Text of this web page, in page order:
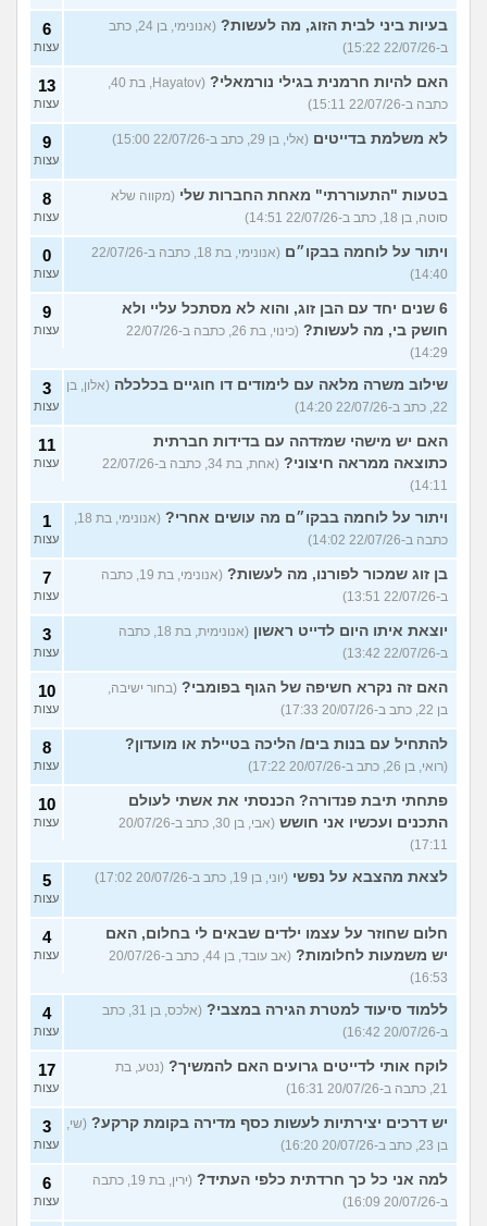
בעיות ביני לבית הזוג, מה לעשות?
(אנונימי, בן 24, כתב
ב-22/07/26 15:22)
6
עצות
האם להיות חרמנית בגילי נורמאלי?
כתבה ב-22/07/26 15:11)
13
עצות
לא משלמת בדייטים (אלי, בן 29, כתב ב-22/07/26 15:00) 9
עצות
בטעות "התעוררתי" מאחת החברות שלי (מקווה שלא
סוטה, בן 18, כתב ב-22/07/26 14:51)
8
עצות
ויתור על לוחמה בבקו״ם
(אנונימי, בת 18, כתבה ב-22/07/26
14:40)
0
עצות
6 שנים יחד עם הבן זוג, והוא לא מסתכל עליי ולא
חושק בי, מה לעשות?
(כינוי, בת 26, כתבה ב-22/07/26
14:29)
9
עצות
שילוב משרה מלאה עם לימודים דו חוגיים בכלכלה (אלון, בן
22, כתב ב-22/07/26 14:20)
3
עצות
האם יש מישהי שמזדהה עם בדידות חברתית
כתוצאה ממראה חיצוני?
(אחת, בת 34, כתבה ב-22/07/26
14:11)
11
עצות
ויתור על לוחמה בבקו״ם מה עושים אחרי?
כתבה ב-22/07/26 14:02)
1
עצות
בן זוג שמכור לפורנו, מה לעשות?
(אנונימי, בת 19, כתבה
ב-22/07/26 13:51)
7
עצות
יוצאת איתו היום לדייט ראשון
(אנונימית, בת 18, כתבה
ב-22/07/26 13:42)
3
עצות
האם זה נקרא חשיפה של הגוף בפומבי? (בחור ישיבה,
בן 22, כתב ב-20/07/26 17:33)
10
עצות
להתחיל עם בנות בים/ הליכה בטיילת או מועדון?
(רואי, בן 26, כתב ב-20/07/26 17:22)
8
עצות
פתחתי תיבת פנדורה? הכנסתי את אשתי לעולם
התכנים ועכשיו אני חושש
(אבי, בן 30, כתב ב-20/07/26
17:11)
10
עצות
לצאת מהצבא על נפשי (יוני, בן 19, כתב ב-20/07/26 17:02) 5
עצות
חלום שחוזר על עצמו ילדים שבאים לי בחלום, האם
יש משמעות לחלומות?
(אב עובד, בן 44, כתב ב-20/07/26
16:53)
4
עצות
ללמוד סיעוד למטרת הגירה במצבי?
(אלכס, בן 31, כתב
ב-20/07/26 16:42)
4
עצות
לוקח אותי לדייטים גרועים האם להמשיך? (נטע, בת
21, כתבה ב-20/07/26 16:31)
17
עצות
יש דרכים יצירתיות לעשות כסף מדירה בקומת קרקע? (שי,
בן 23, כתב ב-20/07/26 16:20)
3
עצות
למה אני כל כך חרדתית כלפי העתיד?
(ירין, בת 19, כתבה
ב-20/07/26 16:09)
6
עצות